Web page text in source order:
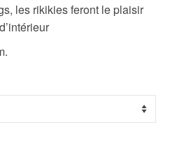
les rikikies feront le plaisir